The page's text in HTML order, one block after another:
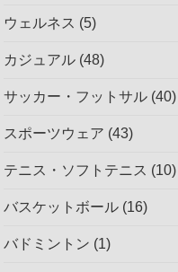
ウェルネス (5)
カジュアル (48)
サッカー・フットサル (40)
スポーツウェア (43)
テニス・ソフトテニス (10)
バスケットボール (16)
バドミントン (1)